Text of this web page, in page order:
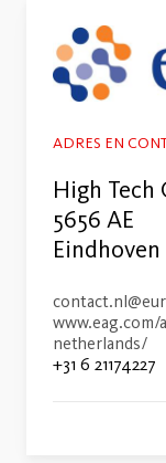
ADRES EN
High Tech
5656 AE
Eindhoven
netherlands/
+31 6 21174227